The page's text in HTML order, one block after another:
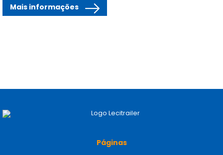
Mais informações
Páginas